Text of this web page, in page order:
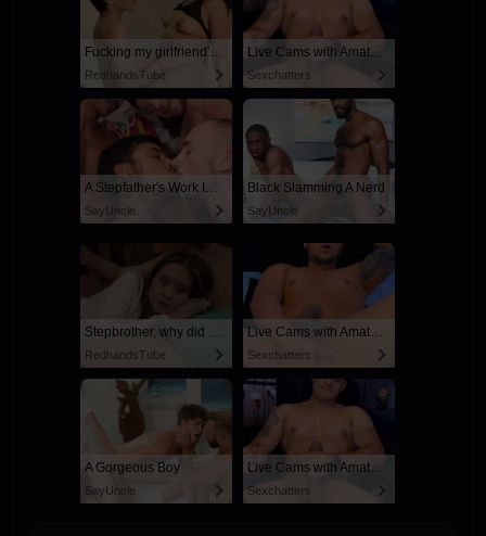
Fucking my girlfriend's hot mommy by mistake
RedhandsTube
Live Cams with Amateur Men
Sexchatters
A Stepfather's Work Is Never Done
SayUncle
Black Slamming A Nerd
SayUncle
Stepbrother, why did you show me your dick? Now I want to fuck you with my wet pussy
RedhandsTube
Live Cams with Amateur Men
Sexchatters
A Gorgeous Boy
SayUncle
Live Cams with Amateur Men
Sexchatters